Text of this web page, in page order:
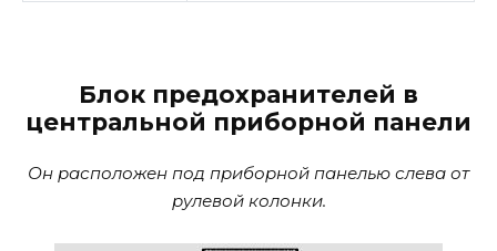
Блок предохранителей в
центральной приборной панели
Он расположен под приборной панелью слева от
рулевой колонки.